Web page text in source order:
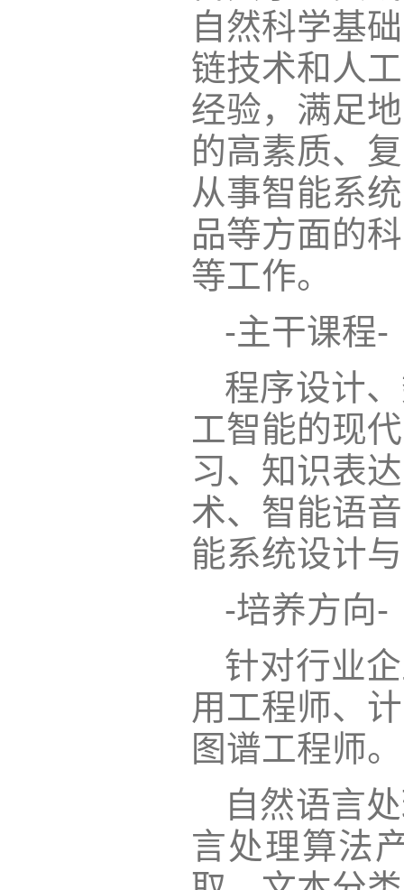
自然科学基
链技术和人
经验，满足
的高素质、
从事智能系
品等方面的
等工作。
-主干课程-
程序设计
工智能的现
习、知识表
术、智能语
能系统设计
-培养方向-
针对行业
用工程师、
图谱工程师。
自然语言
言处理算法